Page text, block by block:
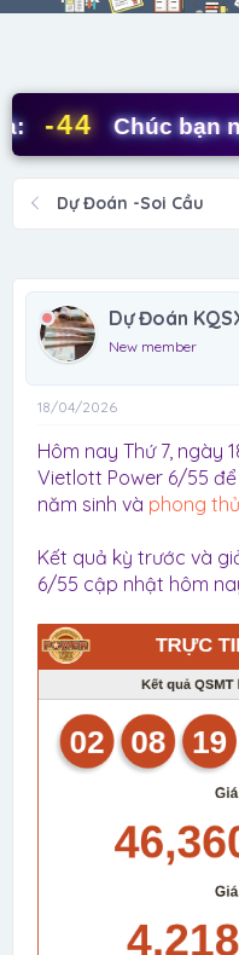
e
s
t
a
r
t
-44 Chúc bạn
Dự Đoán -Soi Cầu
Dự Đoán
New member
18/04/2026
Hôm nay Thứ 7, ngày
Vietlott Power 6/55
năm sinh và phong
Kết quả kỳ trước và
6/55 cập nhật hôm